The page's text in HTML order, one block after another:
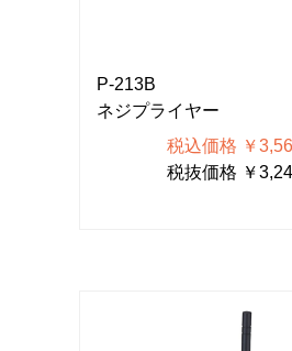
P-213B
ネジプライヤー
税込価格 ￥
税抜価格 ￥